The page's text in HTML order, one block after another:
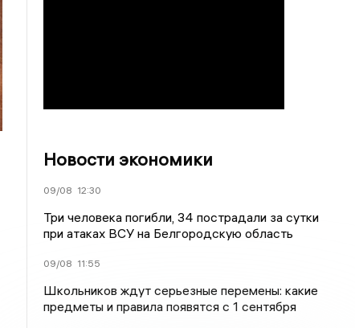
Новости экономики
09/08 12:30
Три человека погибли, 34 пострадали за сутки
при атаках ВСУ на Белгородскую область
09/08 11:55
Школьников ждут серьезные перемены: какие
предметы и правила появятся с 1 сентября